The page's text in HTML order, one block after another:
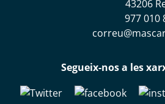
43206
977 010
Segueix-nos a les